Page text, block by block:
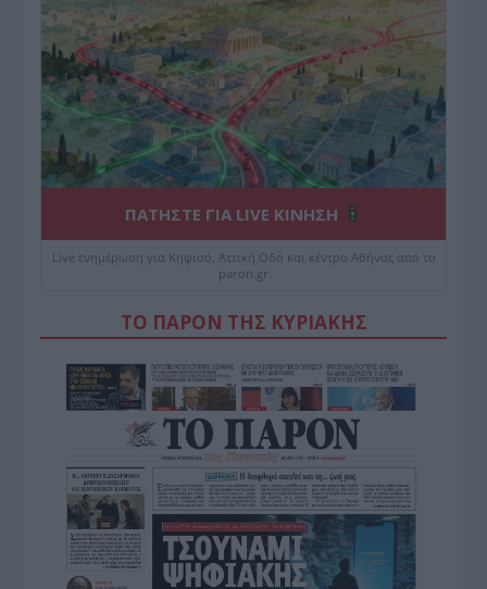
ΠΑΤΗΣΤΕ ΓΙΑ LIVE ΚΙΝΗΣΗ
Live ενημέρωση για Κηφισό, Αττική Οδό και κέντρο Αθήνας από το
paron.gr
ΤΟ ΠΑΡΟΝ ΤΗΣ ΚΥΡΙΑΚΗΣ